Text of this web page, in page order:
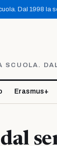
Dal 1998 la
SCUOLA.
Erasmus+